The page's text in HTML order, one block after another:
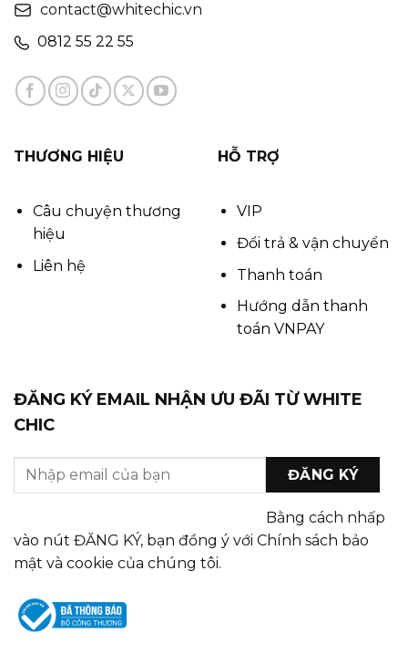
contact@whitechic.vn
0812 55 22 55
THƯƠNG HIỆU
Câu chuyện thương
hiệu
Liên hệ
HỖ TRỢ
VIP
Đổi trả & vận chuyển
Thanh toán
Hướng dẫn thanh
toán VNPAY
ĐĂNG KÝ EMAIL NHẬN ƯU ĐÃI TỪ WHITE
CHIC
Bằng cách nhấp
vào nút ĐĂNG KÝ, bạn đồng ý với Chính sách bảo
mật và cookie của chúng tôi.